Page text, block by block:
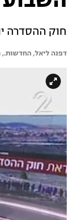
חוק ההסדרה
דפנה ליאל, החדשות.,